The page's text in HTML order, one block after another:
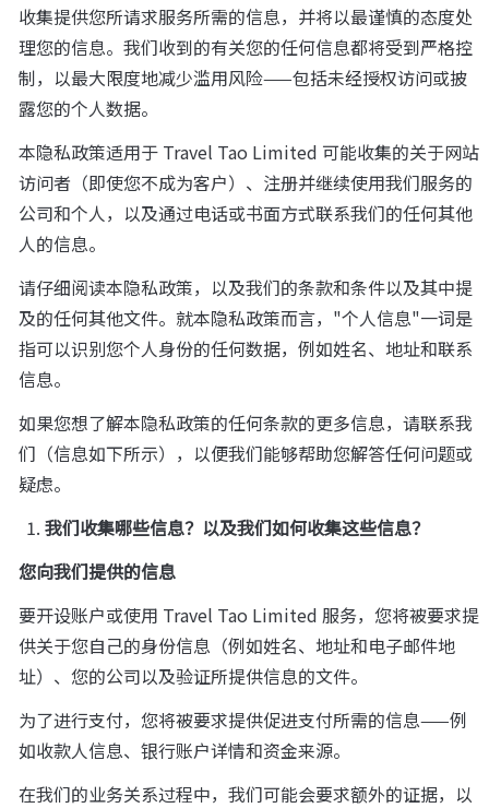
收集提供您所请求服务所需的信息，并将以最谨慎的态度处
理您的信息。我们收到的有关您的任何信息都将受到严格控
制，以最大限度地减少滥用风险——包括未经授权访问或披
露您的个人数据。
本隐私政策适用于 Travel Tao Limited 可能收集的关于网站
访问者（即使您不成为客户）、注册并继续使用我们服务的
公司和个人，以及通过电话或书面方式联系我们的任何其他
人的信息。
请仔细阅读本隐私政策，以及我们的条款和条件以及其中提
及的任何其他文件。就本隐私政策而言，"个人信息"一词是
指可以识别您个人身份的任何数据，例如姓名、地址和联系
信息。
如果您想了解本隐私政策的任何条款的更多信息，请联系我
们（信息如下所示），以便我们能够帮助您解答任何问题或
疑虑。
我们收集哪些信息？以及我们如何收集这些信息？
您向我们提供的信息
要开设账户或使用 Travel Tao Limited 服务，您将被要求提
供关于您自己的身份信息（例如姓名、地址和电子邮件地
址）、您的公司以及验证所提供信息的文件。
为了进行支付，您将被要求提供促进支付所需的信息——例
如收款人信息、银行账户详情和资金来源。
在我们的业务关系过程中，我们可能会要求额外的证据，以